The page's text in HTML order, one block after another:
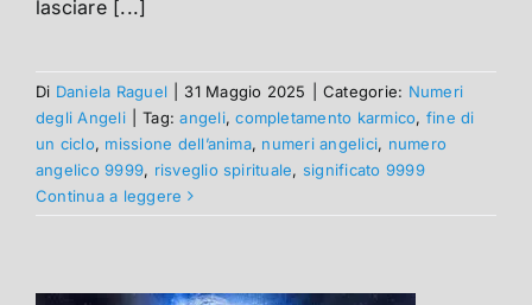
lasciare [...]
Di Daniela Raguel 31 Maggio 2025 Categorie: Numeri
degli Angeli
Tag:angeli,completamento karmico, fine di
un ciclo, missione dell’anima, numeri angelici, numero
angelico 9999, risveglio spirituale, significato 9999
Continua a leggere